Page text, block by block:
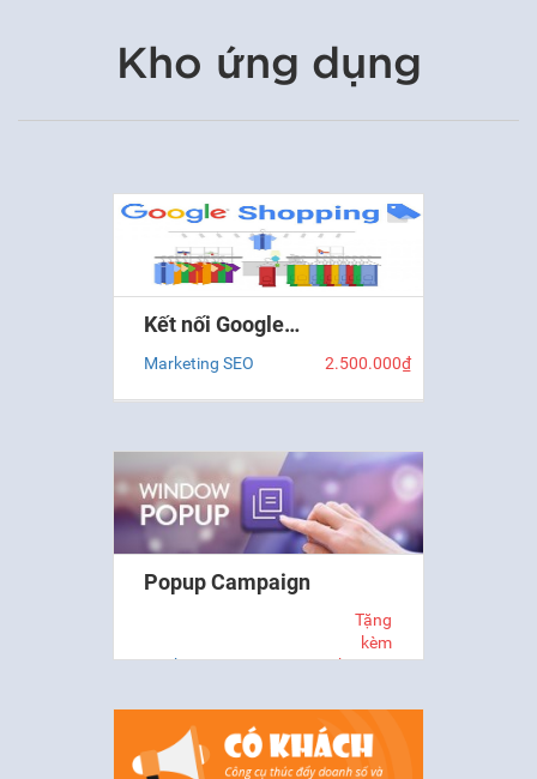
Kho ứng dụng
Kết nối Google…
Marketing SEO 2.500.000₫
Shopping, hỗ trợ liên kết sản
phẩm cho các…
Popup Campaign
Marketing SEO
Tặng
kèm
theo gói
Mô tả ứng dụng Popup Campaign